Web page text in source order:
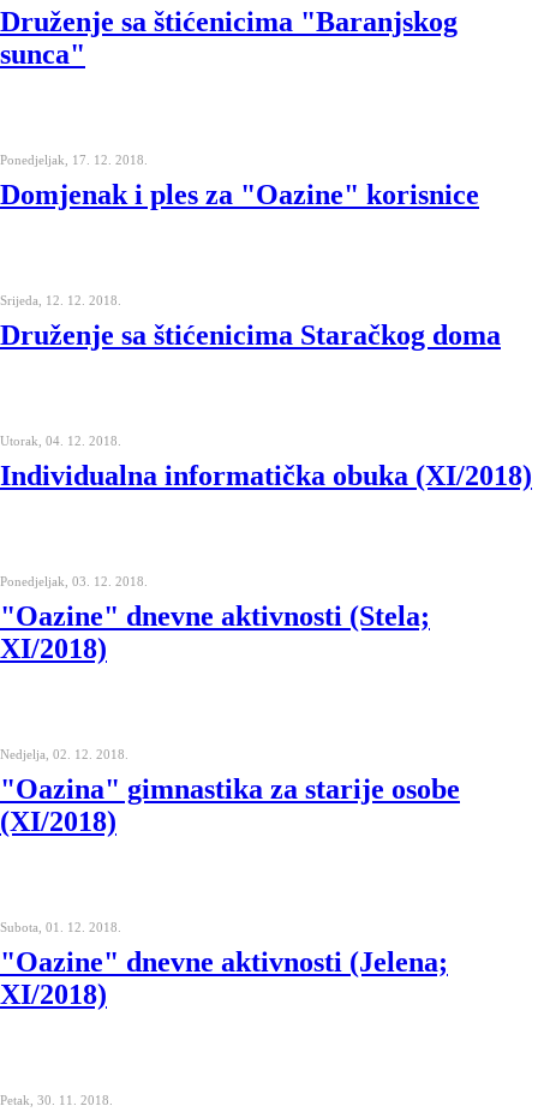
Druženje sa štićenicima "Baranjskog
sunca"
Ponedjeljak, 17. 12. 2018.
Domjenak i ples za "Oazine" korisnice
Srijeda, 12. 12. 2018.
Druženje sa štićenicima Staračkog doma
Utorak, 04. 12. 2018.
Individualna informatička obuka (XI/2018)
Ponedjeljak, 03. 12. 2018.
"Oazine" dnevne aktivnosti (Stela;
XI/2018)
Nedjelja, 02. 12. 2018.
"Oazina" gimnastika za starije osobe
(XI/2018)
Subota, 01. 12. 2018.
"Oazine" dnevne aktivnosti (Jelena;
XI/2018)
Petak, 30. 11. 2018.